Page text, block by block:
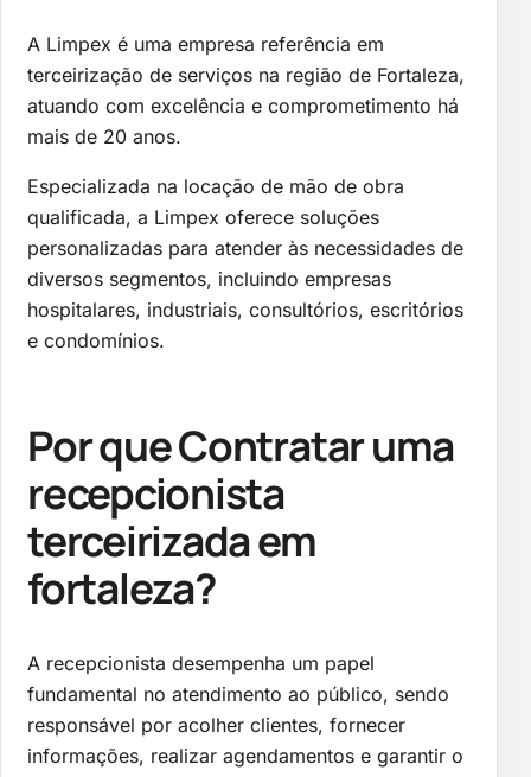
A Limpex é uma empresa referência em
terceirização de serviços na região de Fortaleza,
atuando com excelência e comprometimento há
mais de 20 anos.
Especializada na locação de mão de obra
qualificada, a Limpex oferece soluções
personalizadas para atender às necessidades de
diversos segmentos, incluindo empresas
hospitalares, industriais, consultórios, escritórios
e condomínios.
Por que Contratar uma
recepcionista
terceirizada em
fortaleza?
A recepcionista desempenha um papel
fundamental no atendimento ao público, sendo
responsável por acolher clientes, fornecer
informações, realizar agendamentos e garantir o